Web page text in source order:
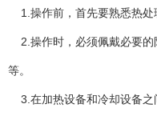
1.操作前，首先要熟悉热处
2.操作时，必须佩戴必要的
等。
3.在加热设备和冷却设备之